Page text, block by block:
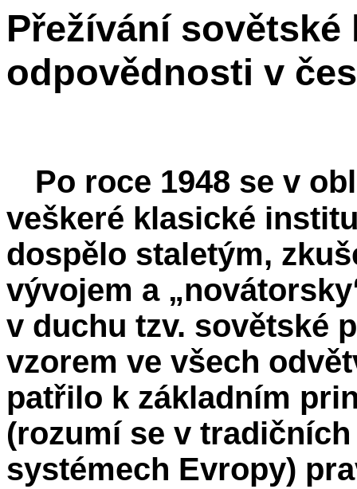
Přežívání
odpovědnosti v
Po roce 1948 se v
veškeré klasické
dospělo staletým,
vývojem a
v duchu tzv. sovětské
vzorem ve všech
patřilo k základním
(rozumí se v
systémech Evropy)